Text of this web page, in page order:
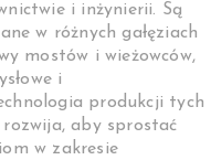
i inżynierii. Są
w różnych gałęziach
mostów i wieżowców,
i
produkcji tych
aby sprostać
w zakresie